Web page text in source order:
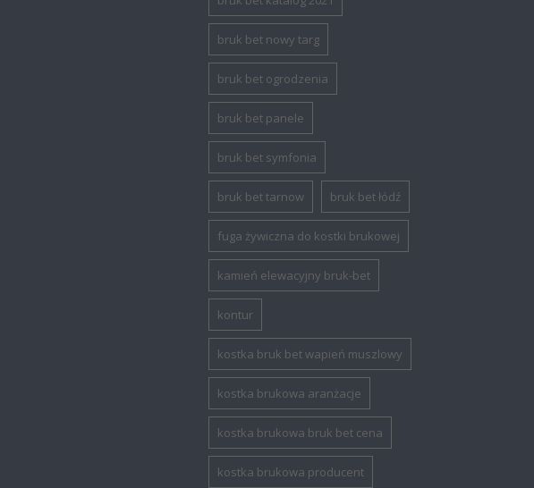
bruk bet nowy targ
bruk bet ogrodzenia
bruk bet panele
bruk bet symfonia
bruk bet tarnow bruk bet łódź
fuga żywiczna do kostki brukowej
kamień elewacyjny bruk-bet
kontur
kostka bruk bet wapień muszlowy
kostka brukowa aranżacje
kostka brukowa bruk bet cena
kostka brukowa producent